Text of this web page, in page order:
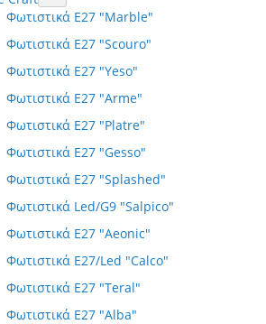
Φωτιστικά E27 "Marble"
Φωτιστικά E27 "Scouro"
Φωτιστικά E27 "Yeso"
Φωτιστικά E27 "Arme"
Φωτιστικά E27 "Platre"
Φωτιστικά E27 "Gesso"
Φωτιστικά E27 "Splashed"
Φωτιστικά Led/G9 "Salpico"
Φωτιστικά E27 "Aeonic"
Φωτιστικά E27/Led "Calco"
Φωτιστικά E27 "Teral"
Φωτιστικά E27 "Alba"